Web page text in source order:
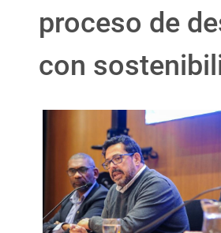
proceso de
con